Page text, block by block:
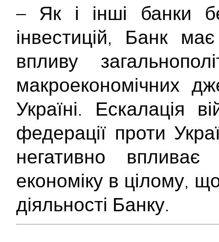
– Як і інші банки
інвестицій, Банк
впливу
макроекономічних
Україні. Ескалація
федерації проти
негативно
економіку в цілому,
діяльності Банку.